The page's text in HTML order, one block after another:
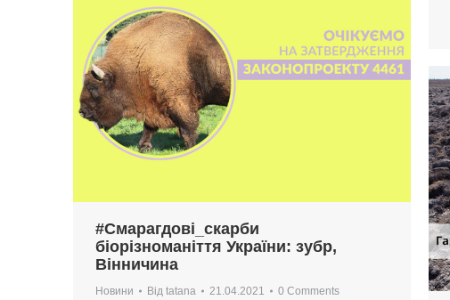
#Смарагдові_скарби
біорізноманіття України: зубр,
Вінничина
Новини Від tatana 21.04.2021 0 Comments